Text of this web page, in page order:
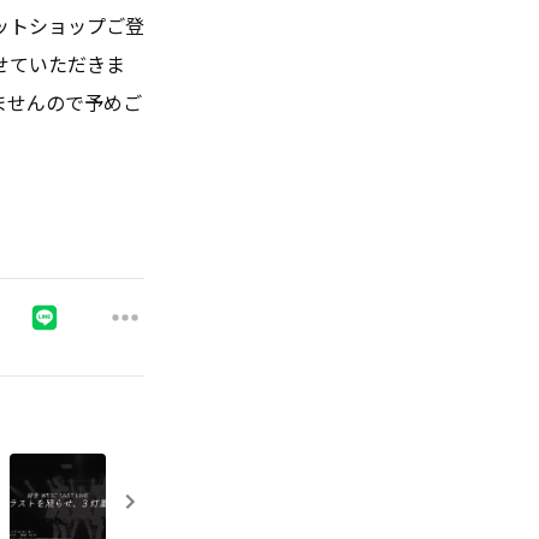
トショップご登
ていただきま
せんので予めご